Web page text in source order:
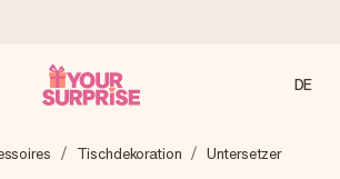
sorgfältig vor und schicken es
DE
Tischdekoration Untersetzer